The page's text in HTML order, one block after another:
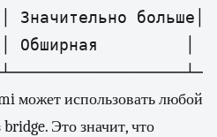
Значительно
│ Обширная
может использовать любой
Это значит, что